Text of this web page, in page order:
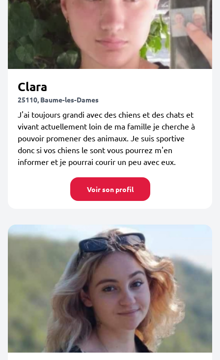
Clara
25110, Baume-les-Dames
J'ai toujours grandi avec des chiens et des chats et
vivant actuellement loin de ma famille je cherche à
pouvoir promener des animaux. Je suis sportive
donc si vos chiens le sont vous pourrez m'en
informer et je pourrai courir un peu avec eux.
Voir son profil